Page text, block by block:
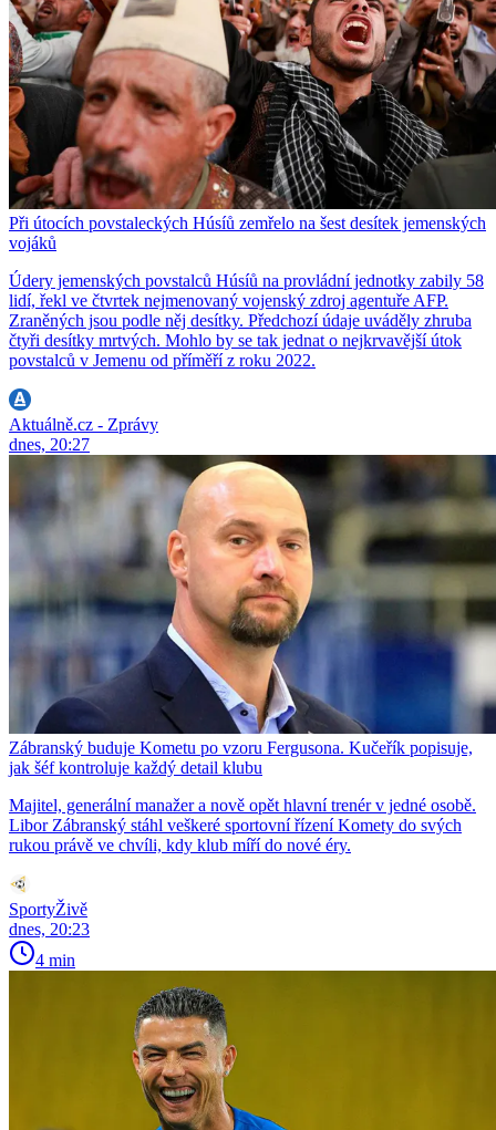
Při útocích povstaleckých Húsíů zemřelo na šest desítek jemenských
vojáků
Údery jemenských povstalců Húsíů na provládní jednotky zabily 58
lidí, řekl ve čtvrtek nejmenovaný vojenský zdroj agentuře AFP.
Zraněných jsou podle něj desítky. Předchozí údaje uváděly zhruba
čtyři desítky mrtvých. Mohlo by se tak jednat o nejkrvavější útok
povstalců v Jemenu od příměří z roku 2022.
Aktuálně.cz - Zprávy
dnes, 20:27
Zábranský buduje Kometu po vzoru Fergusona. Kučeřík popisuje,
jak šéf kontroluje každý detail klubu
Majitel, generální manažer a nově opět hlavní trenér v jedné osobě.
Libor Zábranský stáhl veškeré sportovní řízení Komety do svých
rukou právě ve chvíli, kdy klub míří do nové éry.
SportyŽivě
dnes, 20:23
4 min